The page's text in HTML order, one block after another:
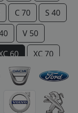
C 70
S 40
V 50
60
XC 70